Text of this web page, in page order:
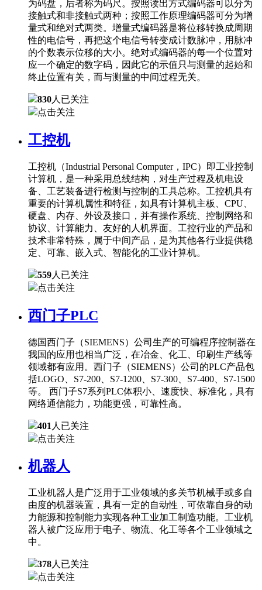
为码盘，后者称为码尺。按照读出方式编码器可以分为
接触式和非接触式两种；按照工作原理编码器可分为增
量式和绝对式两类。增量式编码器是将位移转换成周期
性的电信号，再把这个电信号转变成计数脉冲，用脉冲
的个数表示位移的大小。绝对式编码器的每一个位置对
应一个确定的数字码，因此它的示值只与测量的起始和
终止位置有关，而与测量的中间过程无关。
830人已关注
点击关注
工控机
工控机（Industrial Personal Computer，IPC）即工业控制
计算机，是一种采用总线结构，对生产过程及机电设
备、工艺装备进行检测与控制的工具总称。工控机具有
重要的计算机属性和特征，如具有计算机主板、CPU、
硬盘、内存、外设及接口，并有操作系统、控制网络和
协议、计算能力、友好的人机界面。工控行业的产品和
技术非常特殊，属于中间产品，是为其他各行业提供稳
定、可靠、嵌入式、智能化的工业计算机。
559人已关注
点击关注
西门子PLC
德国西门子（SIEMENS）公司生产的可编程序控制器在
我国的应用也相当广泛，在冶金、化工、印刷生产线等
领域都有应用。西门子（SIEMENS）公司的PLC产品包
括LOGO、S7-200、S7-1200、S7-300、S7-400、S7-1500
等。 西门子S7系列PLC体积小、速度快、标准化，具有
网络通信能力，功能更强，可靠性高。
401 人已关注
点击关注
机器人
工业机器人是广泛用于工业领域的多关节机械手或多自
由度的机器装置，具有一定的自动性，可依靠自身的动
力能源和控制能力实现各种工业加工制造功能。工业机
器人被广泛应用于电子、物流、化工等各个工业领域之
中。
378人已关注
点击关注